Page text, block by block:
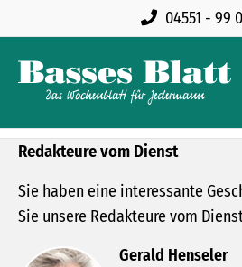
04551 - 99
Redakteure vom Dienst
Sie haben eine interessante
Sie unsere Redakteure vom
Gerald Henseler